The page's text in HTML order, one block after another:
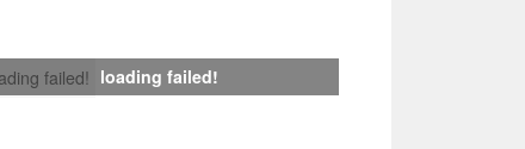
failed! loading failed!